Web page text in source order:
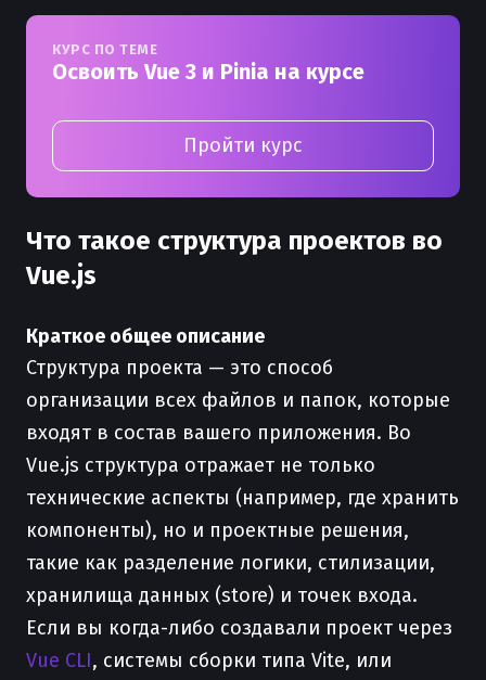
КУРС ПО ТЕМЕ
Освоить Vue 3 и Pinia на курсе
Пройти курс
Что такое структура проектов во
Vue.js
Краткое общее описание
Структура проекта — это способ
организации всех файлов и папок, которые
входят в состав вашего приложения. Во
Vue.js структура отражает не только
технические аспекты (например, где хранить
компоненты), но и проектные решения,
такие как разделение логики, стилизации,
хранилища данных (store) и точек входа.
Если вы когда-либо создавали проект через
Vue CLI, системы сборки типа Vite, или